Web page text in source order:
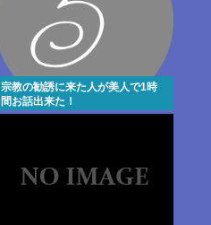
宗教の勧誘に来た人が美人で1時
間お話出来た！